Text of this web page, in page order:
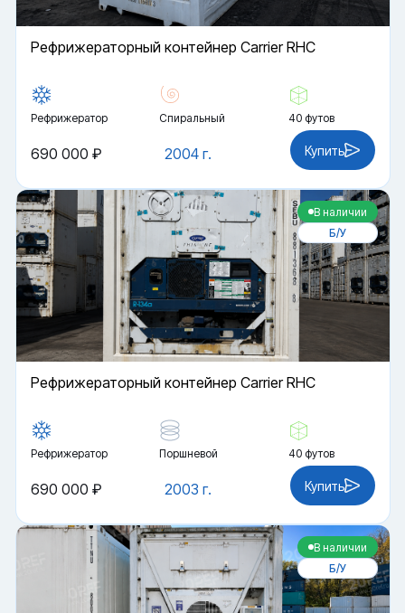
Рефрижераторный контейнер Carrier RHC
Рефрижератор Спиральный 40 футов
2004 г.
690 000 ₽ Купить
В наличии
Б/У
Рефрижераторный контейнер Carrier RHC
Рефрижератор Поршневой 40 футов
2003 г.
690 000 ₽ Купить
В наличии
Б/У